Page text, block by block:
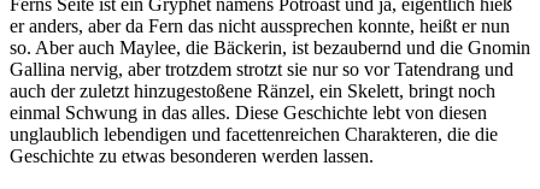
er anders, aber da Fern das nicht aussprechen konnte, heißt er nun
so. Aber auch Maylee, die Bäckerin, ist bezaubernd und die Gnomin
Gallina nervig, aber trotzdem strotzt sie nur so vor Tatendrang und
auch der zuletzt hinzugestoßene Ränzel, ein Skelett, bringt noch
einmal Schwung in das alles. Diese Geschichte lebt von diesen
unglaublich lebendigen und facettenreichen Charakteren, die die
Geschichte zu etwas besonderen werden lassen.